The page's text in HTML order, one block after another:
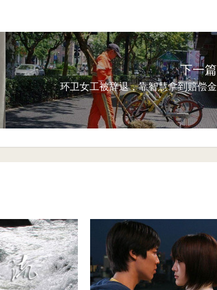
下一篇
环卫女工被辞退，靠智慧拿到赔偿金